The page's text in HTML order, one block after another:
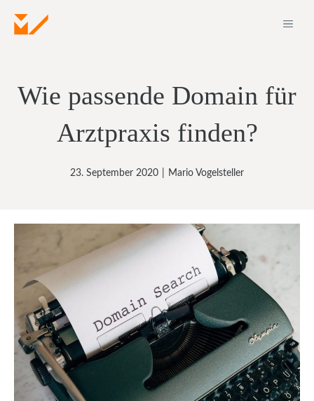
Inhalt
Wie passende Domain für
Arztpraxis finden?
23. September 2020 Mario Vogelsteller